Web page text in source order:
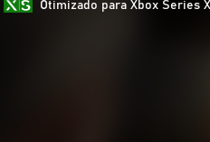
Otimizado para Xbox Series